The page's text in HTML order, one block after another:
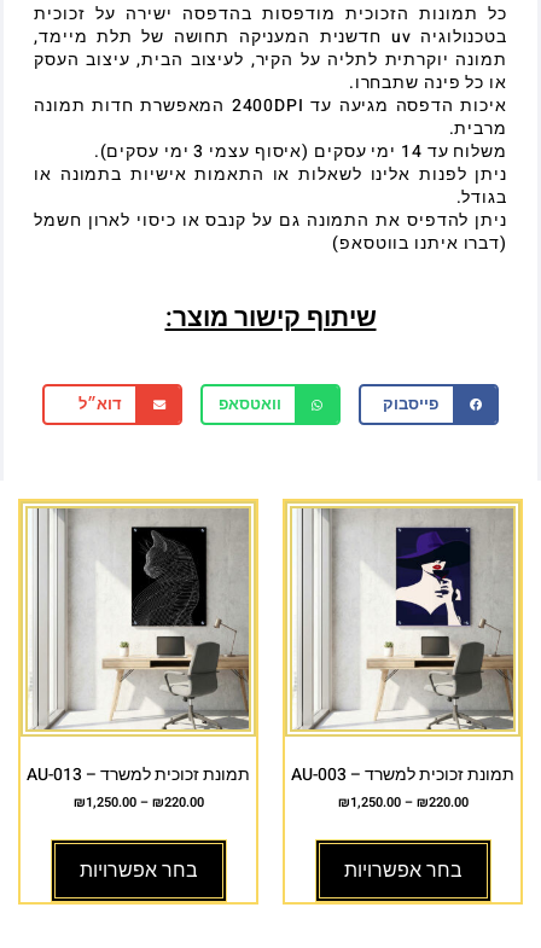
כל תמונות הזכוכית מודפסות בהדפסה ישירה על זכוכית
בטכנולוגיה uv חדשנית המעניקה תחושה של תלת מיימד,
תמונה יוקרתית לתליה על הקיר, לעיצוב הבית, עיצוב העסק
או כל פינה שתבחרו.
איכות הדפסה מגיעה עד 2400DPI המאפשרת חדות תמונה
מרבית.
משלוח עד 14 ימי עסקים (איסוף עצמי 3 ימי עסקים).
ניתן לפנות אלינו לשאלות או התאמות אישיות בתמונה או
בגודל.
ניתן להדפיס את התמונה גם על קנבס או כיסוי לארון חשמל
(דברו איתנו בווטסאפ)
שיתוף קישור מוצר:
פייסבוק וואטסאפ דוא״ל
תמונת זכוכית למשרד – AU-003
₪220.00
–
₪1,250.00
בחר אפשרויות
תמונת זכוכית למשרד – AU-013
₪220.00
–
₪1,250.00
בחר אפשרויות